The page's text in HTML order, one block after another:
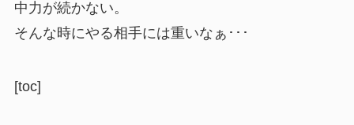
中力が続かない。
そんな時にやる相手には重いなぁ･･･
[toc]